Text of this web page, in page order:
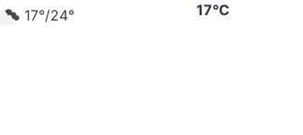
17°/24° 17°C